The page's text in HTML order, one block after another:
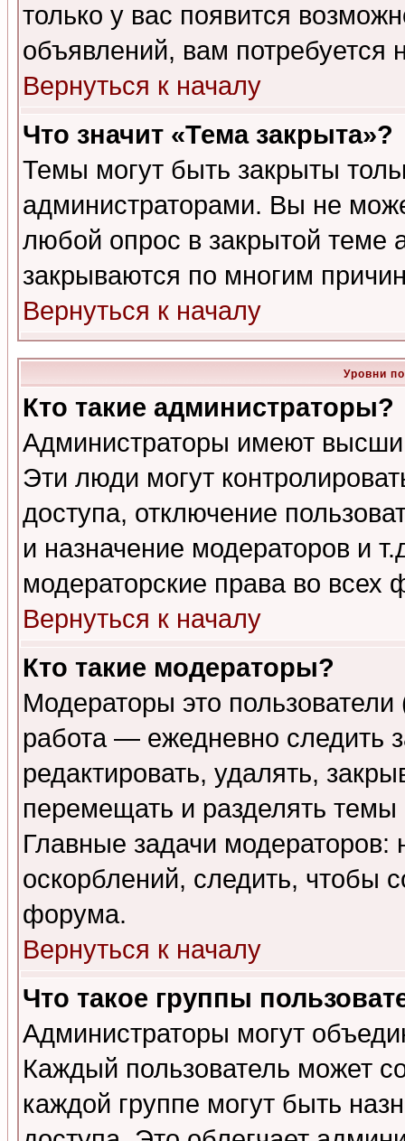
только у вас появится
объявлений, вам потребуется
Вернуться к началу
Что значит «Тема закрыта»?
Темы могут быть закрыты
администраторами. Вы не
любой опрос в закрытой теме
закрываются по многим
Вернуться к началу
Уровни
Кто такие администраторы?
Администраторы имеют
Эти люди могут
доступа, отключение
и назначение модераторов и
модераторские права во всех
Вернуться к началу
Кто такие модераторы?
Модераторы это
работа — ежедневно следить
редактировать, удалять,
перемещать и разделять
Главные задачи
оскорблений, следить, чтобы
форума.
Вернуться к началу
Что такое группы
Администраторы могут
Каждый пользователь может
каждой группе могут быть